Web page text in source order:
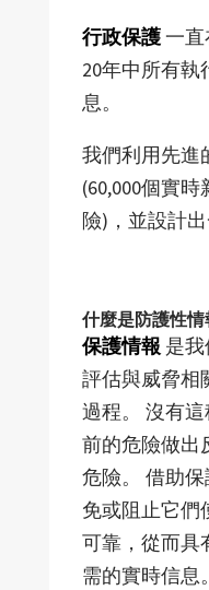
行政保護一直
20年中所有
息。
我們利用先進
(60,000個實
險)，並設計
什麼是防護性情
保護情報 是
評估與威脅相
過程。 沒有
前的危險做出
危險。 借助
免或阻止它們
可靠，從而具
需的實時信息。